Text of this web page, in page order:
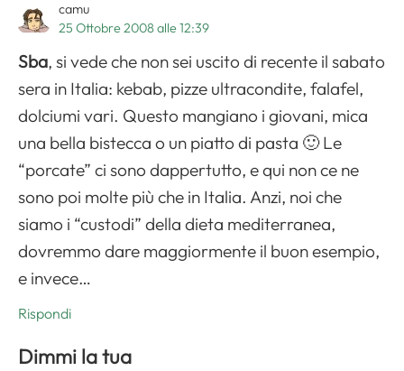
camu
25 Ottobre 2008 alle 12:39
Sba, si vede che non sei uscito di recente il sabato
sera in Italia: kebab, pizze ultracondite, falafel,
dolciumi vari. Questo mangiano i giovani, mica
una bella bistecca o un piatto di pasta 🙂 Le
“porcate” ci sono dappertutto, e qui non ce ne
sono poi molte più che in Italia. Anzi, noi che
siamo i “custodi” della dieta mediterranea,
dovremmo dare maggiormente il buon esempio,
e invece…
Rispondi
Dimmi la tua